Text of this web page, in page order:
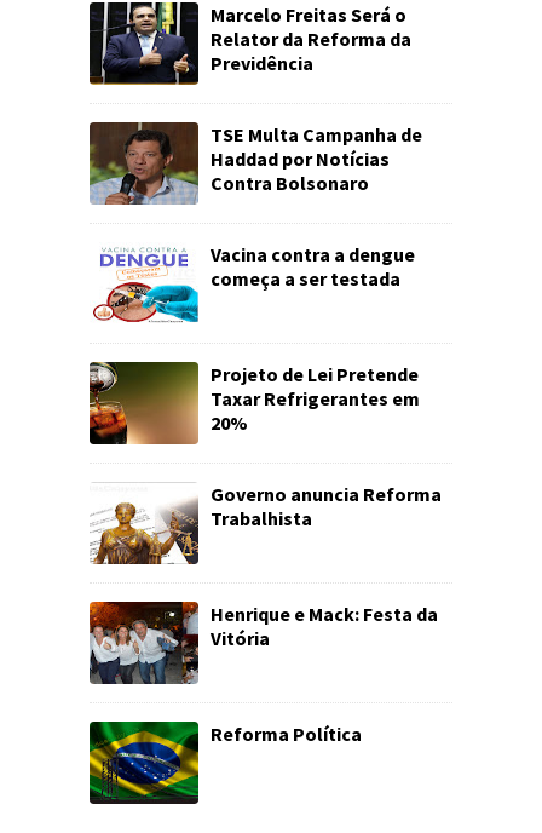
Marcelo Freitas Será o
Relator da Reforma da
Previdência
TSE Multa Campanha de
Haddad por Notícias
Contra Bolsonaro
Vacina contra a dengue
começa a ser testada
Projeto de Lei Pretende
Taxar Refrigerantes em
20%
Governo anuncia Reforma
Trabalhista
Henrique e Mack: Festa da
Vitória
Reforma Política